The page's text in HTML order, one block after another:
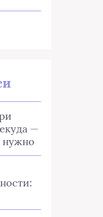
—
нужно